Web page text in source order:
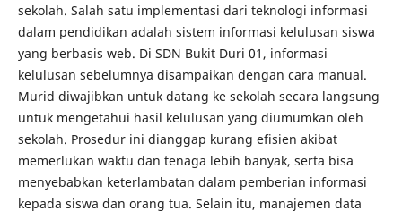
sekolah. Salah satu implementasi dari teknologi informasi
dalam pendidikan adalah sistem informasi kelulusan siswa
yang berbasis web. Di SDN Bukit Duri 01, informasi
kelulusan sebelumnya disampaikan dengan cara manual.
Murid diwajibkan untuk datang ke sekolah secara langsung
untuk mengetahui hasil kelulusan yang diumumkan oleh
sekolah. Prosedur ini dianggap kurang efisien akibat
memerlukan waktu dan tenaga lebih banyak, serta bisa
menyebabkan keterlambatan dalam pemberian informasi
kepada siswa dan orang tua. Selain itu, manajemen data